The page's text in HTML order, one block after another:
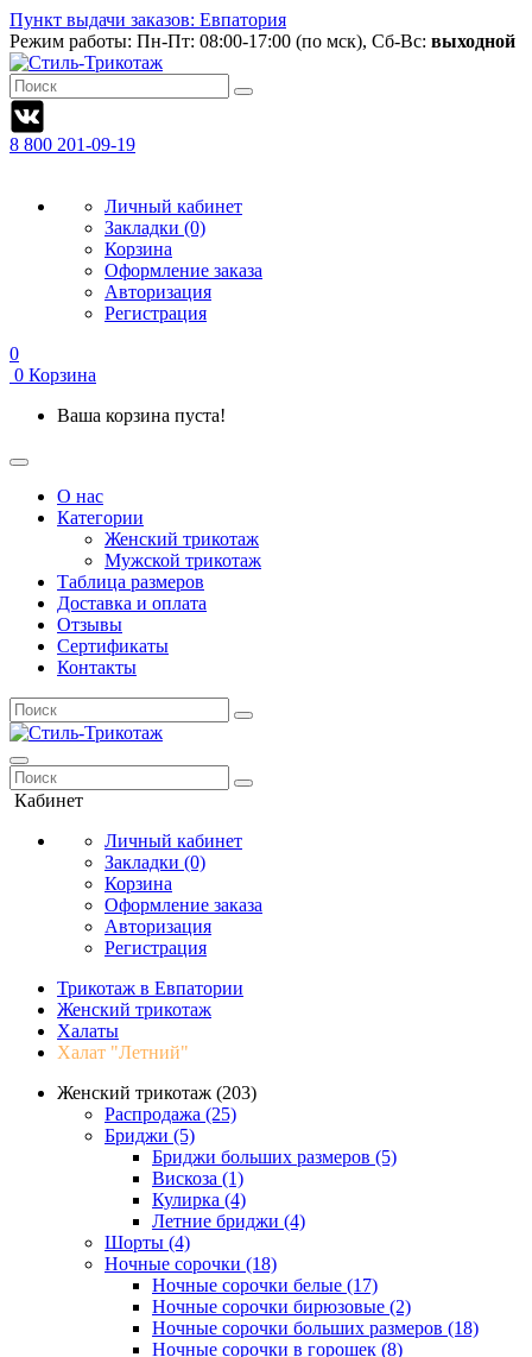
Пункт выдачи заказов: Евпатория
Режим работы: Пн-Пт: 08:00-17:00 (по мск), Сб-Вс: выходной
8 800 201-09-19
Личный кабинет
Закладки (0)
Корзина
Оформление заказа
Авторизация
Регистрация
0
0 Корзина
Ваша корзина пуста!
О нас
Категории
Женский трикотаж
Мужской трикотаж
Таблица размеров
Доставка и оплата
Отзывы
Сертификаты
Контакты
Кабинет
Личный кабинет
Закладки (0)
Корзина
Оформление заказа
Авторизация
Регистрация
Трикотаж в Евпатории
Женский трикотаж
Халаты
Халат "Летний"
Женский трикотаж (203)
Распродажа (25)
Бриджи (5)
Бриджи больших размеров (5)
Вискоза (1)
Кулирка (4)
Летние бриджи (4)
Шорты (4)
Ночные сорочки (18)
Ночные сорочки белые (17)
Ночные сорочки бирюзовые (2)
Ночные сорочки больших размеров (18)
Ночные сорочки в горошек (8)